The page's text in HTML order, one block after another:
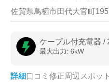
充電器の種類
急速充電器のみ表示
高速道路上のみ表示
佐賀県鳥栖市田代大官町
ケーブル付充電器 /
最大出力: 6kW
詳細口コミ 修正周辺スポット